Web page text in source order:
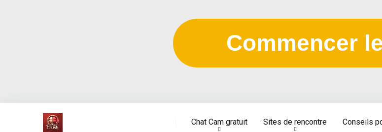
Commencer
Chat Cam gratuit Sites de rencontre Conseils